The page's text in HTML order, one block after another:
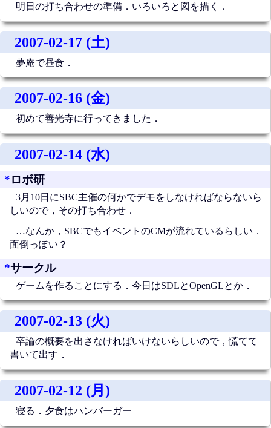
明日の打ち合わせの準備．いろいろと図を描く．
2007-02-17 (土)
夢庵で昼食．
2007-02-16 (金)
初めて善光寺に行ってきました．
2007-02-14 (水)
*ロボ研
3月10日にSBC主催の何かでデモをしなければならないら
しいので，その打ち合わせ．
…なんか，SBCでもイベントのCMが流れているらしい．
面倒っぽい？
*サークル
ゲームを作ることにする．今日はSDLとOpenGLとか．
2007-02-13 (火)
卒論の概要を出さなければいけないらしいので，慌てて
書いて出す．
2007-02-12 (月)
寝る．夕食はハンバーガー